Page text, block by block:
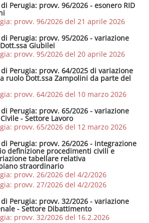
Perugia: provv. 96/2026 - esonero RID
provv. 96/2026 del 21 aprile 2026
Perugia: provv. 95/2026 - variazione
Giubilei
provv. 95/2026 del 20 aprile 2026
Perugia: provv. 64/2025 di variazione
ruolo Dott.ssa Zampolini da parte del
provv. 64/2026 del 10 marzo 2026
Perugia: provv. 65/2026 - variazione
- Settore Lavoro
provv. 65/2026 del 12 marzo 2026
Perugia: provv. 26/2026 - integrazione
definizione procedimenti civili e
tabellare relativa
straordinario
provv. 26/2026 del 4/2/2026
provv. 27/2026 del 4/2/2026
Perugia: provv. 32/2026 - variazione
- Settore Dibattimento
provv. 32/2026 del 16.2.2026